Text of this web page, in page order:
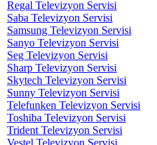
Regal Televizyon Servisi
Saba Televizyon Servisi
Samsung Televizyon Servisi
Sanyo Televizyon Servisi
Seg Televizyon Servisi
Sharp Televizyon Servisi
Skytech Televizyon Servisi
Sunny Televizyon Servisi
Telefunken Televizyon Servisi
Toshiba Televizyon Servisi
Trident Televizyon Servisi
Vestel Televizyon Servisi